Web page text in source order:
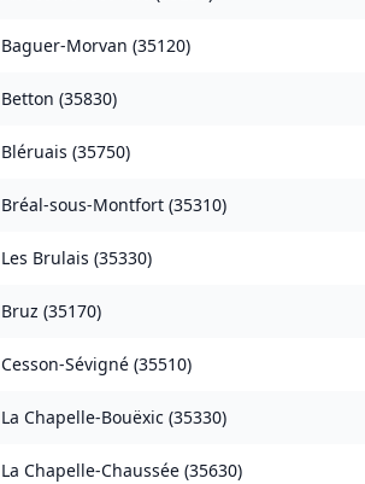
Baguer-Morvan (35120)
Betton (35830)
Bléruais (35750)
Bréal-sous-Montfort (35310)
Les Brulais (35330)
Bruz (35170)
Cesson-Sévigné (35510)
La Chapelle-Bouëxic (35330)
La Chapelle-Chaussée (35630)